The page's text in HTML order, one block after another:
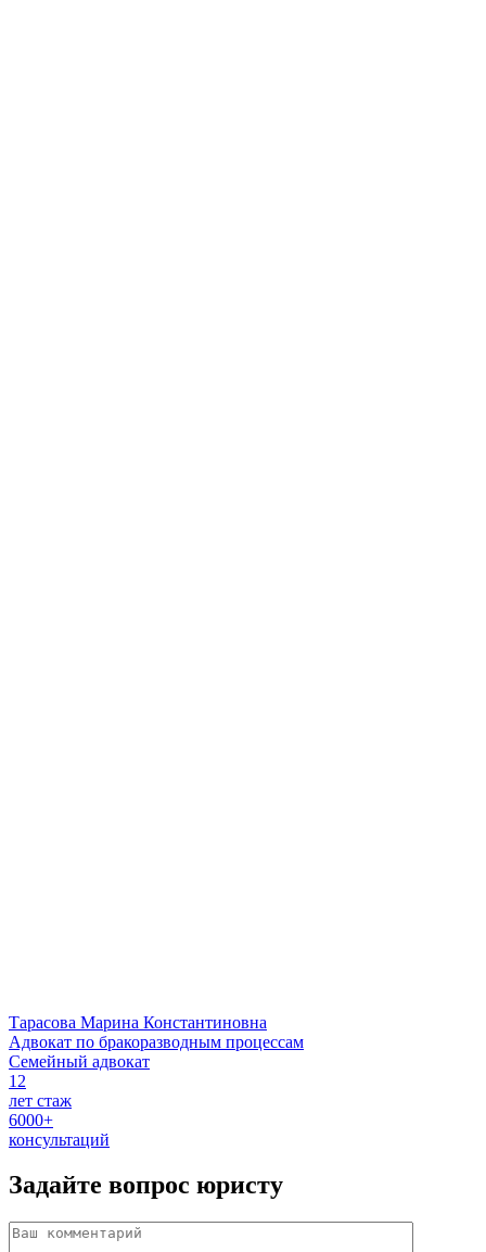
Тарасова Марина Константиновна
Адвокат по бракоразводным процессам
Семейный адвокат
12
лет стаж
6000+
консультаций
Задайте вопрос юристу